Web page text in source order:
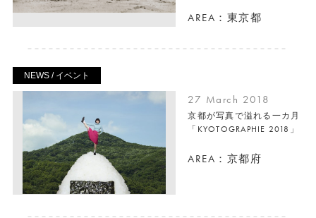
AREA：東京都
NEWS / イベント
27 March 2018
京都が写真で溢れる一カ月
「KYOTOGRAPHIE 2018」
AREA：京都府